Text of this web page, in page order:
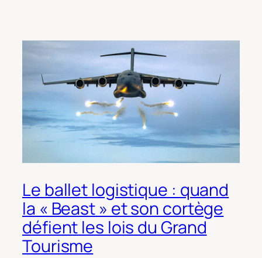
Le ballet logistique : quand
la « Beast » et son cortège
défient les lois du Grand
Tourisme